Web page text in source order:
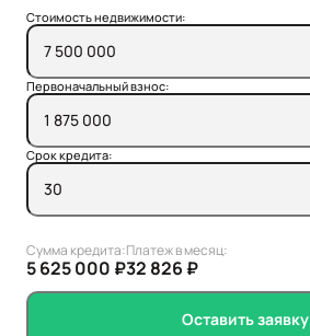
Стоимость недвижимости:
Первоначальный взнос:
Срок кредита:
Сумма кредита:
5 625 000 ₽
Платеж в месяц:
32 826 ₽
Оставить заявку